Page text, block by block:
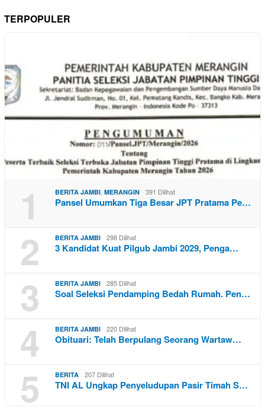
TERPOPULER
1 BERITA JAMBI, MERANGIN 391 Dilihat
Pansel Umumkan Tiga Besar JPT Pratama Pe…
2 BERITA JAMBI 298 Dilihat
3 Kandidat Kuat Pilgub Jambi 2029, Penga…
3 BERITA JAMBI 285 Dilihat
Soal Seleksi Pendamping Bedah Rumah. Pen…
4 BERITA JAMBI 220 Dilihat
Obituari: Telah Berpulang Seorang Wartaw…
5 BERITA 207 Dilihat
TNI AL Ungkap Penyeludupan Pasir Timah S…